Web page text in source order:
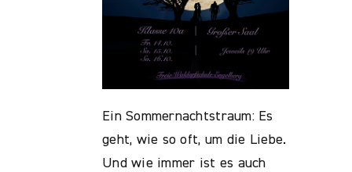
Ein Sommernachtstraum: Es
geht, wie so oft, um die Liebe.
Und wie immer ist es auch